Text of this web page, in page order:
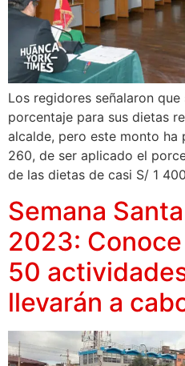
Los regidores señalaron
porcentaje para sus dietas
alcalde, pero este monto ha
260, de ser aplicado el
de las dietas de casi S/ 1
Semana
2023:
50
llevarán a